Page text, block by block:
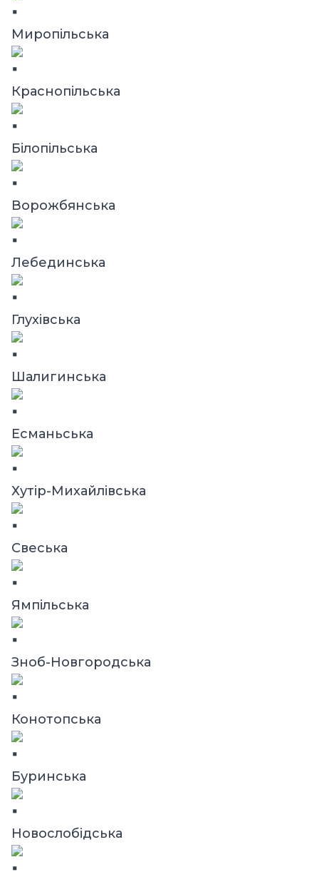
Миропільська
Краснопільська
Білопільська
Ворожбянська
Лебединська
Глухівська
Шалигинська
Есманьська
Хутір-Михайлівська
Свеська
Ямпільська
Зноб-Новгородська
Конотопська
Буринська
Новослобідська